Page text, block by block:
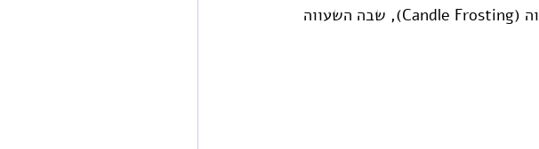
בעת יצירת נרות, אנחנו נתקלים לא פעם בתופעת התקרשות השעווה (Candle Frosting), שבה השעווה